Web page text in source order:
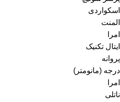
اسکواردی
المنت
امرا
ایتال تکنیک
پروانه
درجه (مانومتر)
امرا
ناتلی